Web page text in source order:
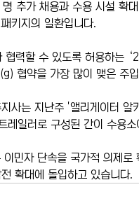
추가 채용과 수용 시설 확
키지의 일환입니다.
협력할 수 있도록 허용하는
협약을 가장 많이 맺은 주입
사는 지난주 '앨리게이터
레일러로 구성된 간이 수용
이민자 단속을 국가적 의제
확대에 돌입하고 있습니다.